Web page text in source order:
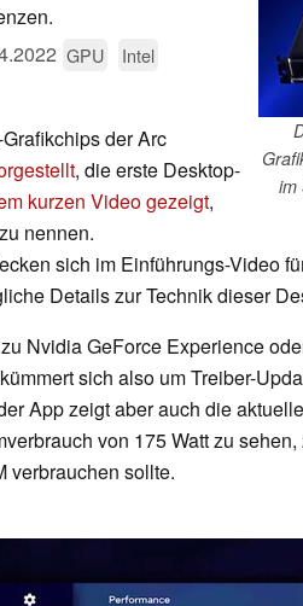
im
GPU
Intel
der Arc
, die erste Desktop-
kurzen Video gezeigt,
nennen.
sich im Einführungs-Video
Details zur Technik dieser
Nvidia GeForce Experience
sich also um Treiber-
App zeigt aber auch die
von 175 Watt zu
verbrauchen sollte.